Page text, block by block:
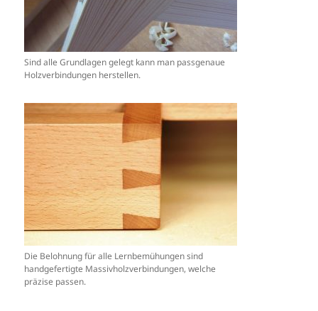
Sind alle Grundlagen gelegt kann man passgenaue
Holzverbindungen herstellen.
Die Belohnung für alle Lernbemühungen sind
handgefertigte Massivholzverbindungen, welche
präzise passen.